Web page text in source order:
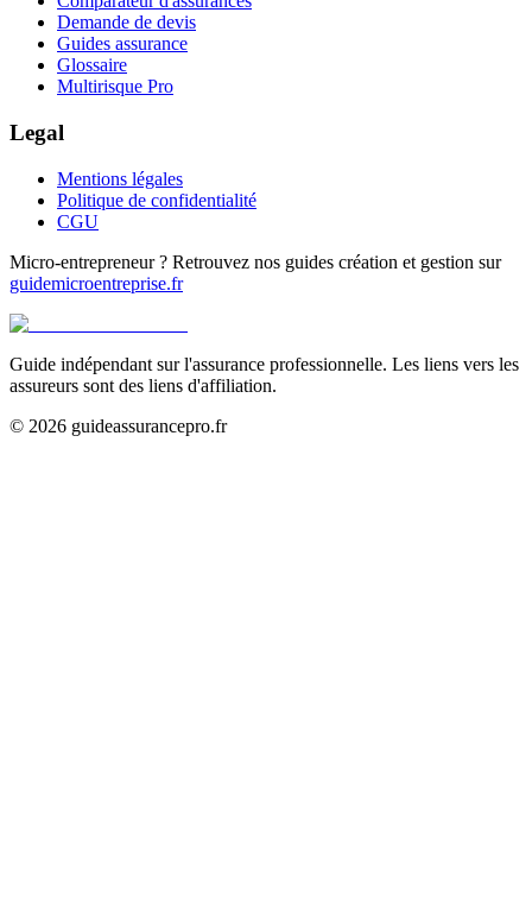
Demande de devis
Guides assurance
Glossaire
Multirisque Pro
Legal
Mentions légales
Politique de confidentialité
CGU
Micro-entrepreneur ? Retrouvez nos guides création et gestion sur
guidemicroentreprise.fr
Guide indépendant sur l'assurance professionnelle. Les liens vers les
assureurs sont des liens d'affiliation.
© 2026 guideassurancepro.fr